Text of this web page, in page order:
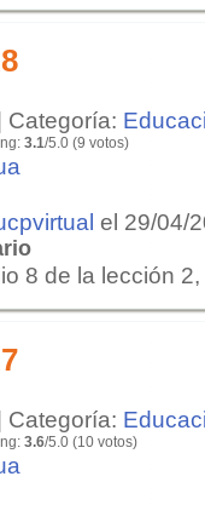
Categoría:
3.1/5.0 (9 votos)
el 29/04/
8 de la lección
Categoría:
3.6/5.0 (10 votos)